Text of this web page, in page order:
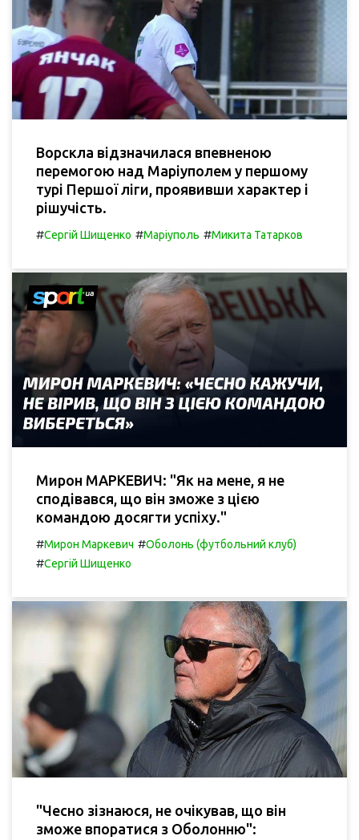
Ворскла відзначилася впевненою
перемогою над Маріуполем у першому
турі Першої ліги, проявивши характер і
рішучість.
#Сергій Шищенко #Маріуполь #Микита Татарков
Мирон МАРКЕВИЧ: "Як на мене, я не
сподівався, що він зможе з цією
командою досягти успіху."
#Мирон Маркевич #Оболонь (футбольний клуб)
#Сергій Шищенко
"Чесно зізнаюся, не очікував, що він
зможе впоратися з Оболонню":